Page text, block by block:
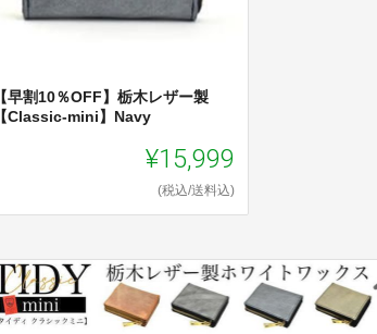
【早割10％OFF】栃木レザー製
【Classic-mini】Navy
¥15,999
(税込/送料込)